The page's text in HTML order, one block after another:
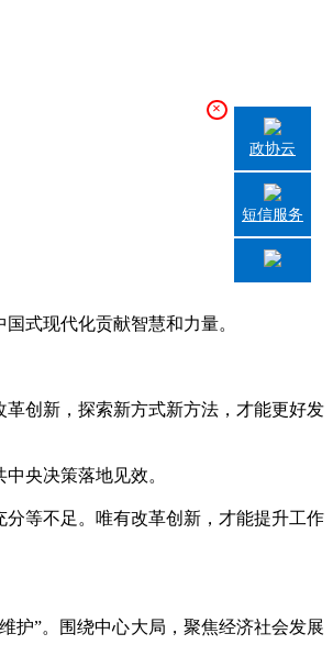
式现代化贡献智慧和力量。
创新，探索新方式新方法，才能更好发
央决策落地见效。
等不足。唯有改革创新，才能提升工作
”。围绕中心大局，聚焦经济社会发展
×
政协云
短信服务